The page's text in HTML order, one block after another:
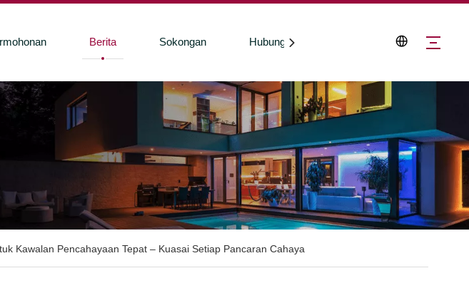
Berita Sokongan Hubungi Kami
Kawalan Pencahayaan Tepat – Kuasai Setiap Pancaran Cahaya